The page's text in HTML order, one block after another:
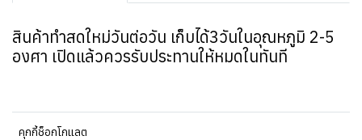
สินค้าทำสดใหม่วันต่อวัน เก็บได้3วันในอุณหภูมิ 2-5
องศา เปิดแล้วควรรับประทานให้หมดในทันที
คุกกี้ช็อกโกแลต